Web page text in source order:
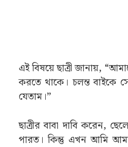
এই বিষয়ে ছাত্রী জানায়,
করতে থাকে। চলন্ত বাইকে
যেতাম।”
ছাত্রীর বাবা দাবি করেন,
পারত। কিন্তু এখন আমি আমার